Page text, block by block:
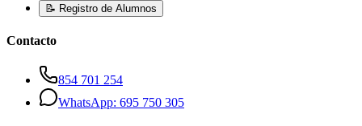
📝 Registro de Alumnos
Contacto
854 701 254
WhatsApp: 695 750 305